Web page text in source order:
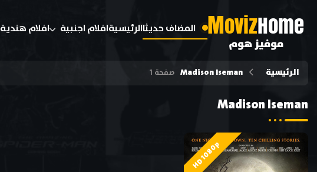
MovizHome
موفيز هوم
المضاف حديثاالرئيسيةافلام اجنبية افلام هندية
الرئيسية Madison Iseman صفحة 1
Madison Iseman
HD 1080p